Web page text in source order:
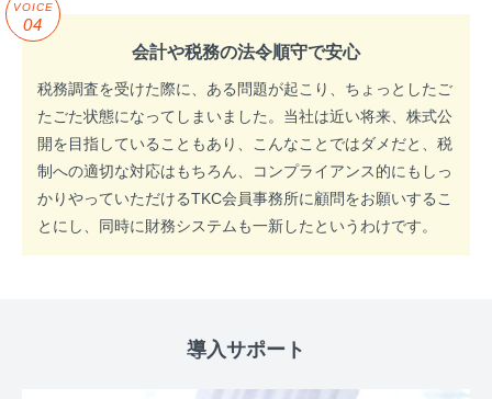
VOICE
04
会計や税務の法令順守で安心
税務調査を受けた際に、ある問題が起こり、ちょっとしたご
たごた状態になってしまいました。当社は近い将来、株式公
開を目指していることもあり、こんなことではダメだと、税
制への適切な対応はもちろん、コンプライアンス的にもしっ
かりやっていただけるTKC会員事務所に顧問をお願いするこ
とにし、同時に財務システムも一新したというわけです。
導入サポート